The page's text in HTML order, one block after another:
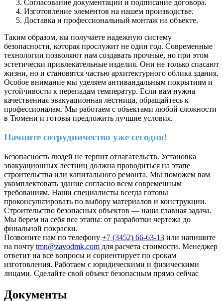
Согласование документации и подписание договора.
Изготовление элементов на нашем производстве.
Доставка и профессиональный монтаж на объекте.
Таким образом, вы получаете надежную систему
безопасности, которая прослужит не один год. Современные
технологии позволяют нам создавать прочные, но при этом
эстетически привлекательные изделия. Они не только спасают
жизни, но и становятся частью архитектурного облика здания.
Особое внимание мы уделяем антивандальным покрытиям и
устойчивости к перепадам температур. Если вам нужна
качественная эвакуационная лестница, обращайтесь к
профессионалам. Мы работаем с объектами любой сложности
в Тюмени и готовы предложить лучшие условия.
Начните сотрудничество уже сегодня!
Безопасность людей не терпит отлагательств. Установка
эвакуационных лестниц должна проводиться на этапе
строительства или капитального ремонта. Мы поможем вам
укомплектовать здание согласно всем современным
требованиям. Наши специалисты всегда готовы
проконсультировать по выбору материалов и конструкции.
Строительство безопасных объектов — наша главная задача.
Мы берем на себя все этапы: от разработки чертежа до
финальной покраски.
Позвоните нам по телефону +7 (3452) 66-63-13 или напишите
на почту tmn@zavodmk.com для расчета стоимости. Менеджер
ответит на все вопросы и сориентирует по срокам
изготовления. Работаем с юридическими и физическими
лицами. Сделайте свой объект безопасным прямо сейчас
Документы